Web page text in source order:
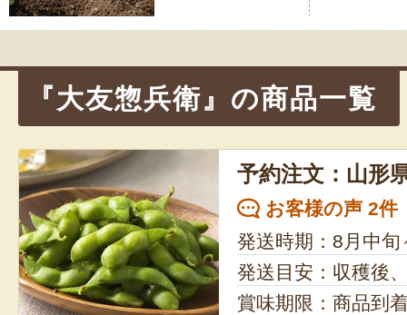
ゲ
ョ
ン
『大友惣兵衛』の商品一覧
予約注文：山形
お客様の声 2件
発送時期：8月中旬
発送目安：収穫後
賞味期限：商品到